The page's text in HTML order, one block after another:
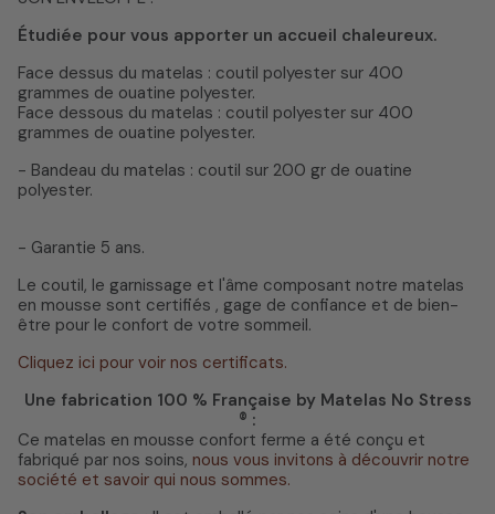
Étudiée pour vous apporter un accueil chaleureux.
Face dessus du matelas : coutil polyester sur 400
grammes de ouatine polyester.
Face dessous du matelas : coutil polyester sur 400
grammes de ouatine polyester.
- Bandeau du matelas : coutil sur 200 gr de ouatine
polyester.
- Garantie 5 ans.
Le coutil, le garnissage et l'âme composant notre matelas
en mousse sont certifiés , gage de confiance et de bien-
être pour le confort de votre sommeil.
Cliquez ici pour voir nos certificats.
Une fabrication 100 % Française by Matelas No Stress
® :
Ce matelas en mousse confort ferme a été conçu et
fabriqué par nos soins, nous vous invitons à découvrir notre
société et savoir qui nous sommes.